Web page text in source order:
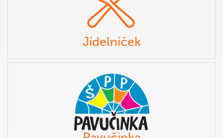
Jídelníček